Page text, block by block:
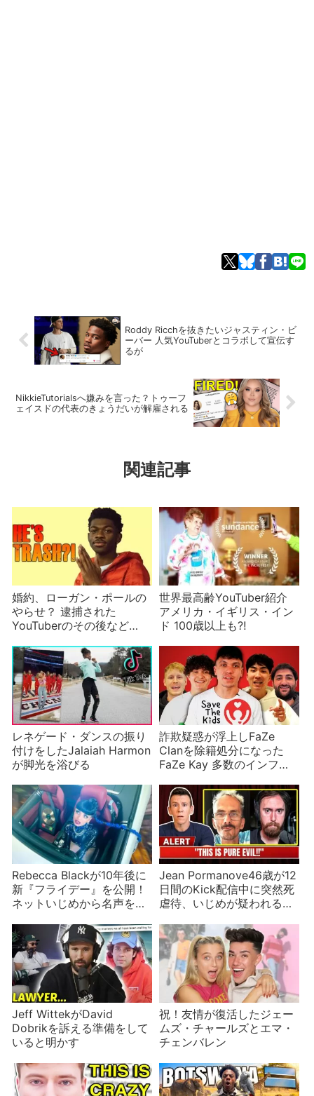
Roddy Ricchを抜きたいジャスティン・ビ
ーバー 人気YouTuberとコラボして宣伝す
るが
NikkieTutorialsへ嫌みを言った？トゥーフ
ェイスドの代表のきょうだいが解雇される
関連記事
婚約、ローガン・ポールの
やらせ？ 逮捕された
YouTuberのその後など
世界最高齢YouTuber紹介
アメリカ・イギリス・イン
ド 100歳以上も⁈
レネゲード・ダンスの振り
付けをしたJalaiah Harmon
が脚光を浴びる
詐欺疑惑が浮上しFaZe
Clanを除籍処分になった
FaZe Kay 多数のインフル
も
Rebecca Blackが10年後に
新『フライデー』を公開！
ネットいじめから名声を得
Jean Pormanove46歳が12
日間のKick配信中に突然死
虐待、いじめが疑われるが
は？
Jeff WittekがDavid
Dobrikを訴える準備をして
いると明かす
祝！友情が復活したジェー
ムズ・チャールズとエマ・
チェンバレン